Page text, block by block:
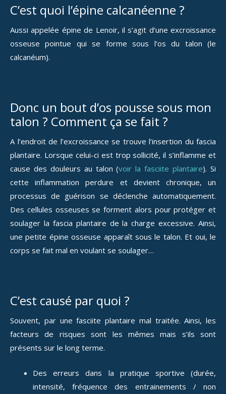
C’est quoi l’épine calcanéenne ?
Aussi appelée épine de Lenoir, il s’agit d’une excroissance
osseuse pointue qui se forme sous l’os du talon (le
calcanéum).
Donc un bout d’os pousse sous mon
talon ? Comment ça se fait ?
A l’endroit de l’excroissance se trouve l’insertion du fascia
plantaire. Lorsque celui-ci est trop sollicité, il s’inflamme et
cause des douleurs au talon (voir la fasciite plantaire). Si
cette inflammation perdure et devient chronique, un
processus de guérison se déclenche automatiquement.
Des cellules osseuses se forment alors pour protéger et
soulager la fascia plantaire de la charge excessive. Ainsi,
une petite épine osseuse apparaît sous le talon. Et oui, le
corps se fait mal en voulant se soulager…
C’est causé par quoi ?
Souvent, par une fasciite plantaire mal traitée. Ainsi, les
facteurs de risques sont les mêmes mais s’ils sont
présents sur le long terme.
Des erreurs dans la pratique sportive (durée,
intensité, fréquence des entrainements / non